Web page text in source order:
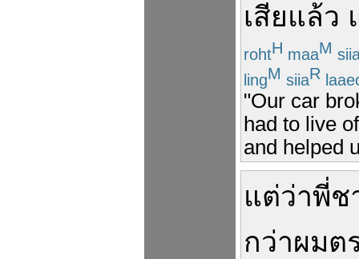
เสียแล้ว
rohtH maaM
lingM siiaR
"Our car
had to live
and helped
แต่ว่าพี่ช
กว่าผมต